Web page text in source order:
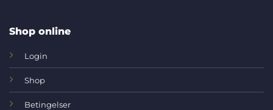
Shop online
Login
Shop
Betingelser